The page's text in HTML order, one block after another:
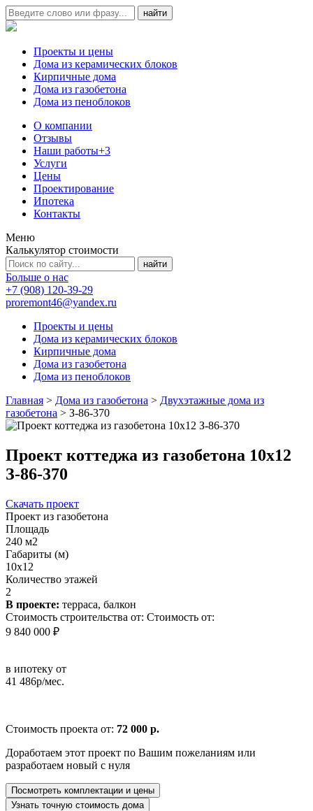
Проекты и цены
Дома из керамических блоков
Кирпичные дома
Дома из газобетона
Дома из пеноблоков
О компании
Отзывы
Наши работы+3
Услуги
Цены
Проектирование
Ипотека
Контакты
Меню
Калькулятор стоимости
Больше о нас
+7 (908) 120-39-29
proremont46@yandex.ru
Проекты и цены
Дома из керамических блоков
Кирпичные дома
Дома из газобетона
Дома из пеноблоков
Главная > Дома из газобетона > Двухэтажные дома из
газобетона > З-86-370
Проект коттеджа из газобетона 10х12
З-86-370
Скачать проект
Проект из газобетона
Площадь
240 м2
Габариты (м)
10x12
Количество этажей
2
В проекте: терраса, балкон
Стоимость строительства от: Стоимость от:
9 840 000 ₽
в ипотеку от
41 486р/мес.
Стоимость проекта от: 72 000 р.
Доработаем этот проект по Вашим пожеланиям или
разработаем новый с нуля
Посмотреть комплектации и цены
Узнать точную стоимость дома